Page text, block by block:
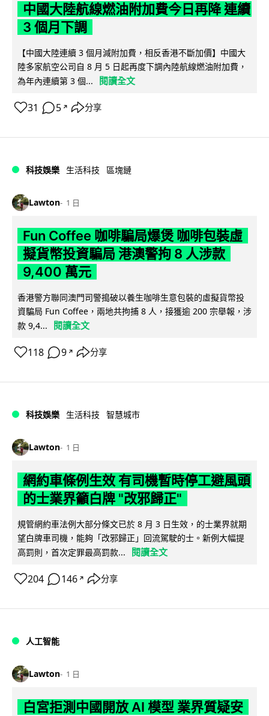
中國大陸航線燃油附加費今日再降 連續
3 個月下調
【中國大陸連續 3 個月減附加費，相反香港不斷加價】中國大
陸多家航空公司自 8 月 5 日起再度下調內陸航線燃油附加費，
為年內連續第 3 個...
閱讀全文
31 5 ↗ 分享
科技娛樂 生活科技 區塊鏈
Lawton 1 日
Fun Coffee 咖啡騙局爆煲 咖啡包裝虛
擬貨幣投資騙局 港澳警拘 8 人涉款
9,400 萬元
香港警方聯同澳門司警搗破以養生咖啡生意包裝的虛擬貨幣投
資騙局 Fun Coffee，兩地共拘捕 8 人，接獲逾 200 宗舉報，涉
款 9,4...
閱讀全文
118 9 ↗ 分享
科技娛樂 生活科技 智慧城市
Lawton 1 日
網約車條例生效 有司機暫時停工避風頭
的士業界籲白牌 "改邪歸正"
規管網約車法例大部分條文已於 8 月 3 日生效，的士業界就期
望白牌車司機，能夠「改邪歸正」回流駕駛的士。新例大幅提
高罰則，首次定罪最高罰款...
閱讀全文
204 146 ↗ 分享
人工智能
Lawton 1 日
白宮拒測中國開放 AI 模型 業界質疑安